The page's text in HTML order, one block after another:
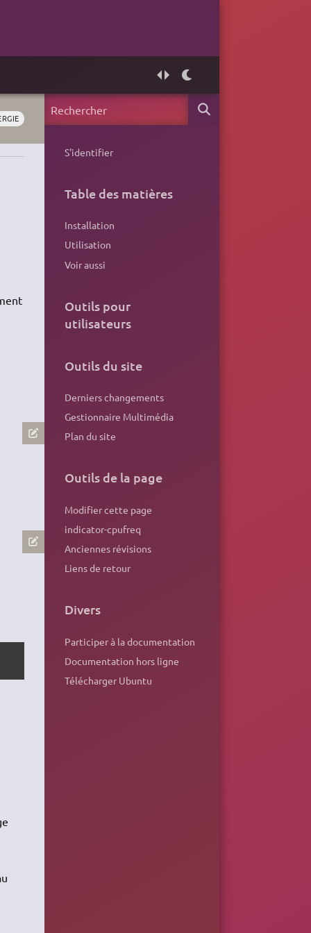
S'identifier
Table des matières
Installation
Utilisation
Voir aussi
Outils pour
utilisateurs
Outils du site
Derniers changements
Gestionnaire Multimédia
Plan du site
Outils de la page
Modifier cette page
indicator-cpufreq
Anciennes révisions
Liens de retour
Divers
Participer à la documentation
Documentation hors ligne
Télécharger Ubuntu